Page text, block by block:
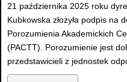
21 października 2025 roku
Kubkowska złożyła podpis na
Porozumienia Akademickich
(PACTT). Porozumienie jest
przedstawicieli z jednostek